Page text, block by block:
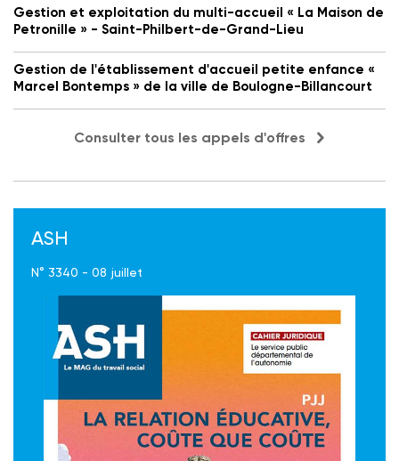
Gestion et exploitation du multi-accueil « La Maison de
Petronille » - Saint-Philbert-de-Grand-Lieu
Gestion de l'établissement d'accueil petite enfance «
Marcel Bontemps » de la ville de Boulogne-Billancourt
Consulter tous les appels d'offres
ASH
N° 3340 - 08 juillet